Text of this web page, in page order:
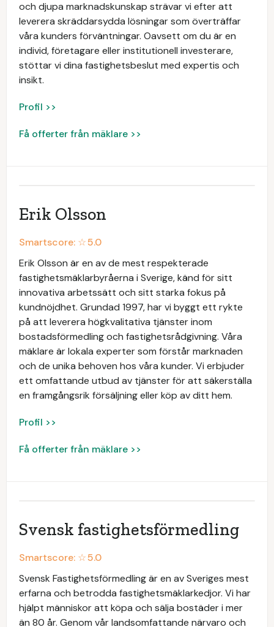
och djupa marknadskunskap strävar vi efter att
leverera skräddarsydda lösningar som överträffar
våra kunders förväntningar. Oavsett om du är en
individ, företagare eller institutionell investerare,
stöttar vi dina fastighetsbeslut med expertis och
insikt.
Profil >>
Få offerter från mäklare >>
Erik Olsson
Smartscore: ☆5.0
Erik Olsson är en av de mest respekterade
fastighetsmäklarbyråerna i Sverige, känd för sitt
innovativa arbetssätt och sitt starka fokus på
kundnöjdhet. Grundad 1997, har vi byggt ett rykte
på att leverera högkvalitativa tjänster inom
bostadsförmedling och fastighetsrådgivning. Våra
mäklare är lokala experter som förstår marknaden
och de unika behoven hos våra kunder. Vi erbjuder
ett omfattande utbud av tjänster för att säkerställa
en framgångsrik försäljning eller köp av ditt hem.
Profil >>
Få offerter från mäklare >>
Svensk fastighetsförmedling
Smartscore: ☆5.0
Svensk Fastighetsförmedling är en av Sveriges mest
erfarna och betrodda fastighetsmäklarkedjor. Vi har
hjälpt människor att köpa och sälja bostäder i mer
än 80 år. Genom vår landsomfattande närvaro och